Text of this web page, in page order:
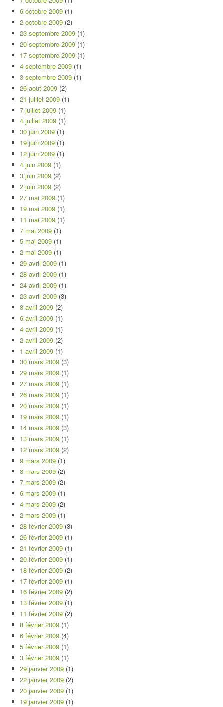
6 octobre 2009 (1)
2 octobre 2009 (2)
23 septembre 2009 (1)
20 septembre 2009 (1)
17 septembre 2009 (1)
4 septembre 2009 (1)
3 septembre 2009 (1)
26 août 2009 (2)
21 juillet 2009 (1)
7 juillet 2009 (1)
4 juillet 2009 (1)
30 juin 2009 (1)
19 juin 2009 (1)
12 juin 2009 (1)
4 juin 2009 (1)
3 juin 2009 (2)
2 juin 2009 (2)
27 mai 2009 (1)
19 mai 2009 (1)
11 mai 2009 (1)
7 mai 2009 (1)
5 mai 2009 (1)
2 mai 2009 (1)
29 avril 2009 (1)
28 avril 2009 (1)
24 avril 2009 (1)
23 avril 2009 (3)
8 avril 2009 (2)
6 avril 2009 (1)
4 avril 2009 (1)
2 avril 2009 (2)
1 avril 2009 (1)
30 mars 2009 (3)
29 mars 2009 (1)
27 mars 2009 (1)
26 mars 2009 (1)
20 mars 2009 (1)
19 mars 2009 (1)
14 mars 2009 (3)
13 mars 2009 (1)
12 mars 2009 (2)
9 mars 2009 (1)
8 mars 2009 (2)
7 mars 2009 (2)
6 mars 2009 (1)
4 mars 2009 (2)
2 mars 2009 (1)
28 février 2009 (3)
26 février 2009 (1)
21 février 2009 (1)
20 février 2009 (1)
18 février 2009 (2)
17 février 2009 (1)
16 février 2009 (2)
13 février 2009 (1)
11 février 2009 (2)
8 février 2009 (1)
6 février 2009 (4)
5 février 2009 (1)
3 février 2009 (1)
29 janvier 2009 (1)
22 janvier 2009 (2)
20 janvier 2009 (1)
19 janvier 2009 (1)